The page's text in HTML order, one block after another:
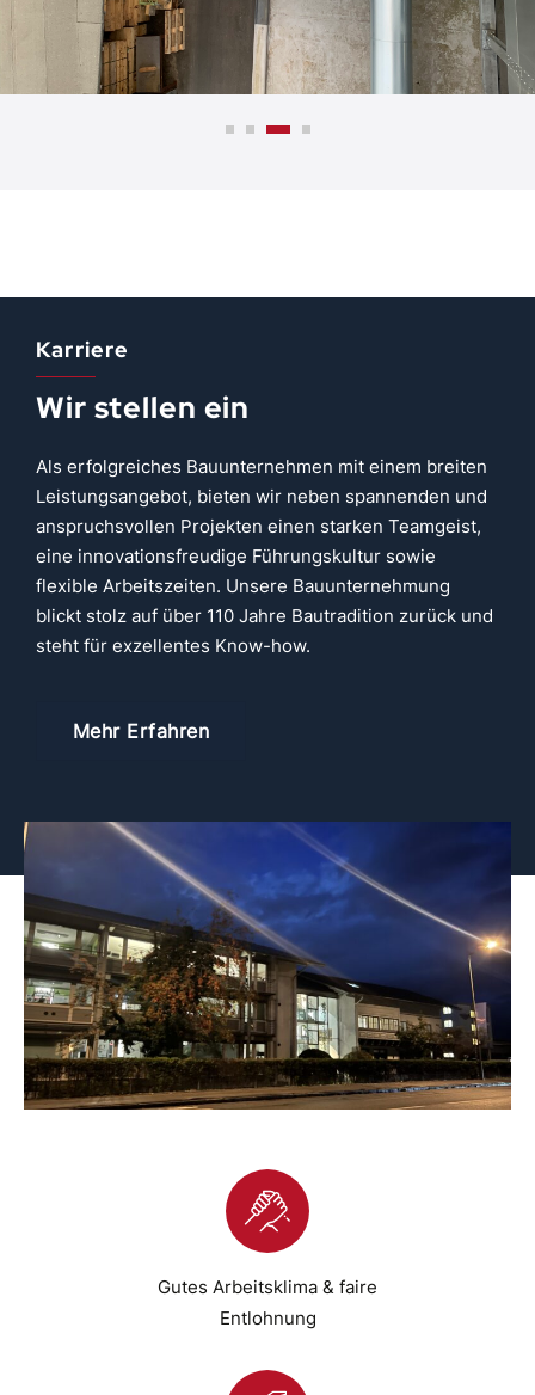
Karriere
Wir stellen ein
Als erfolgreiches Bauunternehmen mit einem breiten
Leistungsangebot, bieten wir neben spannenden und
anspruchsvollen Projekten einen starken Teamgeist,
eine innovationsfreudige Führungskultur sowie
flexible Arbeitszeiten. Unsere Bauunternehmung
blickt stolz auf über 110 Jahre Bautradition zurück und
steht für exzellentes Know-how.
Mehr Erfahren
Gutes Arbeitsklima & faire
Entlohnung